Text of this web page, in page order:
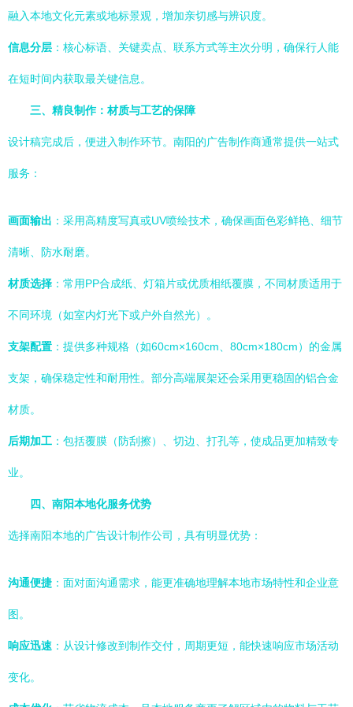
融入本地文化元素或地标景观，增加亲切感与辨识度。
信息分层 ：核心标语、关键卖点、联系方式等主次分明，确保行人能
在短时间内获取最关键信息。
三、精良制作：材质与工艺的保障
设计稿完成后，便进入制作环节。南阳的广告制作商通常提供一站式
服务：
画面输出 ：采用高精度写真或UV喷绘技术，确保画面色彩鲜艳、细节
清晰、防水耐磨。
材质选择 ：常用PP合成纸、灯箱片或优质相纸覆膜，不同材质适用于
不同环境（如室内灯光下或户外自然光）。
支架配置 ：提供多种规格（如60cm×160cm、80cm×180cm）的金属
支架，确保稳定性和耐用性。部分高端展架还会采用更稳固的铝合金
材质。
后期加工 ：包括覆膜（防刮擦）、切边、打孔等，使成品更加精致专
业。
四、南阳本地化服务优势
选择南阳本地的广告设计制作公司，具有明显优势：
沟通便捷 ：面对面沟通需求，能更准确地理解本地市场特性和企业意
图。
响应迅速 ：从设计修改到制作交付，周期更短，能快速响应市场活动
变化。